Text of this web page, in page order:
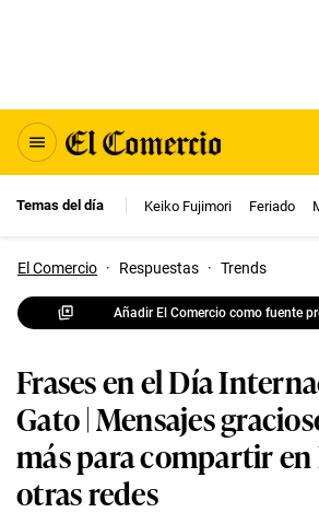
Temas del día Keiko Fujimori Feriado
El Comercio · Respuestas · Trends
Añadir El Comercio como fuente
Frases en el Día
Gato | Mensajes
más para compartir
otras redes